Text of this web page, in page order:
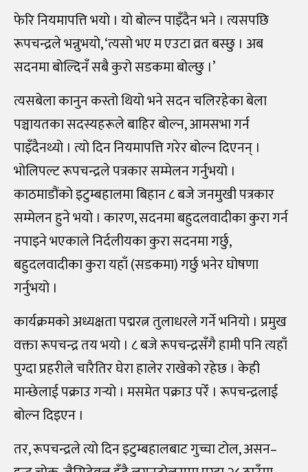
फेरि नियमापत्ति भयो । यो बोल्न पाइँदैन भने । त्यसपछि
रूपचन्द्रले भन्नुभयो, ‘त्यसो भए म एउटा व्रत बस्छु । अब
सदनमा बोल्दिनँ सबै कुरो सडकमा बोल्छु ।’
त्यसबेला कानुन कस्तो थियो भने सदन चलिरहेका बेला
पञ्चायतका सदस्यहरूले बाहिर बोल्न, आमसभा गर्न
पाइँदैनथ्यो । त्यो दिन नियमापत्ति गरेर बोल्न दिएनन् ।
भोलिपल्ट रूपचन्द्रले पत्रकार सम्मेलन गर्नुभयो ।
काठमाडौंको इटुम्बहालमा बिहान ८ बजे जनमुखी पत्रकार
सम्मेलन हुने भयो । कारण, सदनमा बहुदलवादीका कुरा गर्न
नपाइने भएकाले निर्दलीयका कुरा सदनमा गर्छु,
बहुदलवादीका कुरा यहाँ (सडकमा) गर्छु भनेर घोषणा
गर्नुभयो ।
कार्यक्रमको अध्यक्षता पद्मरत्न तुलाधरले गर्ने भनियो । प्रमुख
वक्ता रूपचन्द्र तय भयो । ८ बजे रूपचन्द्रसँगै हामी पनि त्यहाँ
पुग्दा प्रहरीले चारैतिर घेरा हालेर राखेको रहेछ । केही
मान्छेलाई पक्राउ गर्‍यो । मसमेत पक्राउ परेँ । रूपचन्द्रलाई
बोल्न दिइएन ।
तर, रूपचन्द्रले त्यो दिन इटुम्बहालबाट गुच्चा टोल, असन–